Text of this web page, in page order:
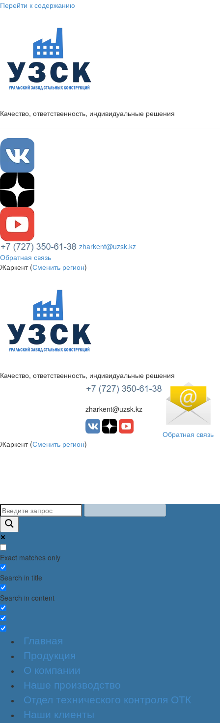
Перейти к содержанию
Качество, ответственность, индивидуальные решения
zharkent@uzsk.kz
Обратная связь
Жаркент (Сменить регион)
УЗСК Казахстан
Качество, ответственность, индивидуальные решения
zharkent@uzsk.kz
Обратная связь
Жаркент (Сменить регион)
Exact matches only
Search in title
Search in content
Главная
Продукция
О компании
Наше производство
Отдел технического контроля ОТК
Наши клиенты